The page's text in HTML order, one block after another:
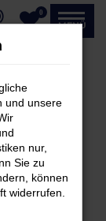
0
MENÜ
und unsere
nur,
Sie zu
können
widerrufen.